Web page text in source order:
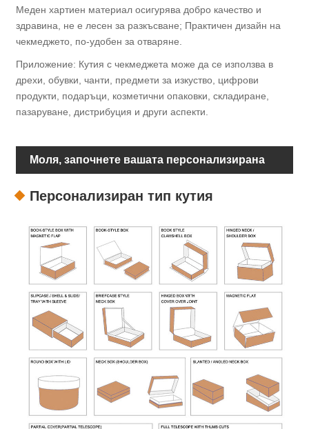
Меден хартиен материал осигурява добро качество и
здравина, не е лесен за разкъсване; Практичен дизайн на
чекмеджето, по-удобен за отваряне.
Приложение: Кутия с чекмеджета може да се използва в
дрехи, обувки, чанти, предмети за изкуство, цифрови
продукти, подаръци, козметични опаковки, складиране,
пазаруване, дистрибуция и други аспекти.
Моля, започнете вашата персонализирана
опаковка
Персонализиран тип кутия